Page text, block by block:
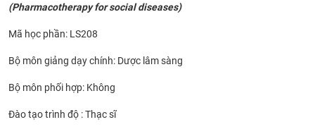
KHOA HỌC CÔNG NGHỆ
CỰU NGƯỜI HỌC
(Pharmacotherapy for social diseases)
Mã học phần: LS208
Bộ môn giảng dạy chính: Dược lâm sàng
Bộ môn phối hợp: Không
Đào tạo trình độ : Thạc sĩ